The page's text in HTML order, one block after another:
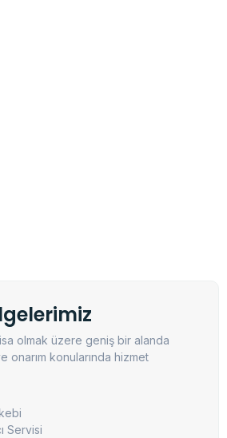
olmak üzere geniş bir alanda
onarım konularında hizmet
Servisi